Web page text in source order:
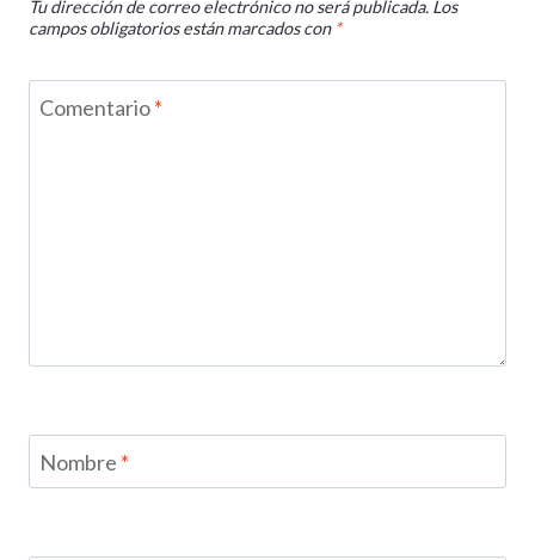
Tu dirección de correo electrónico no será publicada. Los
campos obligatorios están marcados con *
Comentario*
Nombre *